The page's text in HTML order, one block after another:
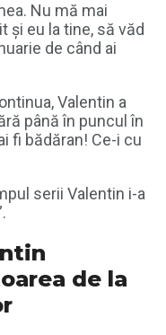
Nu mă mai
și eu la tine, să văd
de când ai
Valentin a
până în puncul în
fi bădăran! Ce-i cu
serii Valentin i-a
de la